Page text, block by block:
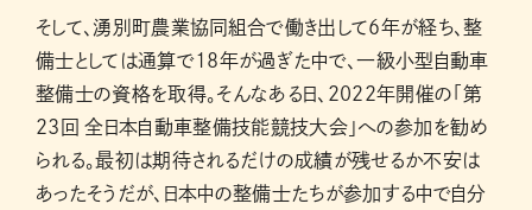
そして、湧別町農業協同組合で働き出して6年が経ち、整
備士としては通算で18年が過ぎた中で、一級小型自動車
整備士の資格を取得。そんなある日、2022年開催の「第
23回 全日本自動車整備技能競技大会」への参加を勧め
られる。最初は期待されるだけの成績が残せるか不安は
あったそうだが、日本中の整備士たちが参加する中で自分